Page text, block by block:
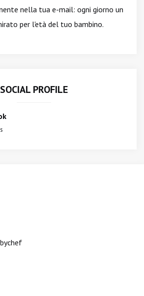
nella tua e-mail: ogni giorno un
per l'età del tuo bambino.
SOCIAL PROFILE